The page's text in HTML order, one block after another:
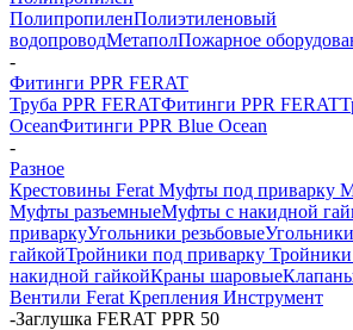
ПолипропиленПолиэтиленовый
водопроводМетаполПожарное
-
Фитинги PPR FERAT
Труба PPR FERATФитинги PPR FERAT
OceanФитинги PPR Blue Ocean
-
Разное
Крестовины Ferat Муфты под приварку
Муфты разъемныеМуфты с накидной
приваркуУгольники резьбовые
гайкойТройники под приварку Тройники
накидной гайкойКраны шаровые
Вентили Ferat Крепления Инструмент
-Заглушка FERAT PPR 50